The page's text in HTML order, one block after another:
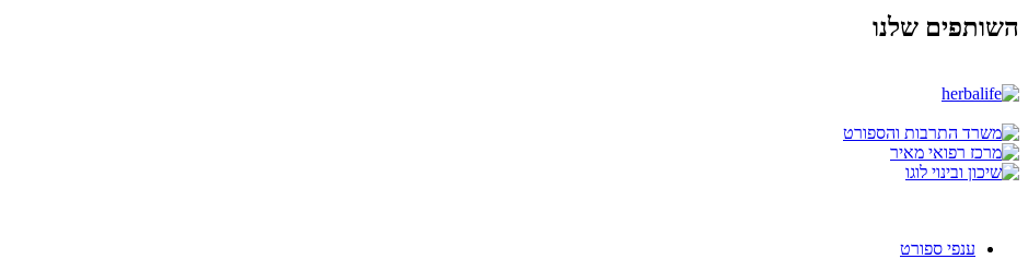
השותפים שלנו
ענפי ספורט